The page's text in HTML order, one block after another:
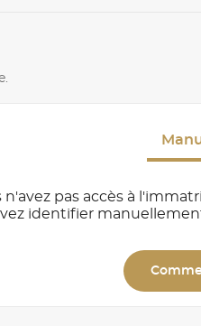
n'avez pas accès à
identifier